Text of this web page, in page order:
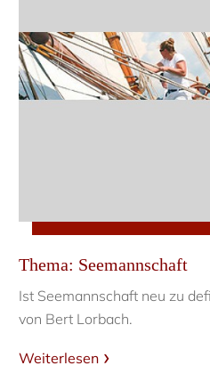
Thema: Seemannschaft
Ist Seemannschaft neu zu
von Bert Lorbach.
Weiterlesen